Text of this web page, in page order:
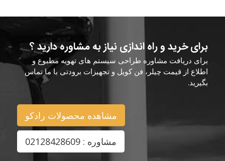
برای خرید و راه اندازی نیاز به مشاوره دارید ؟
برای دریافت مشاوره طراحی سیستم های تهویه مطبوع و
اطلاع از قیمت چیلر، فن کویل و تجهیزات برودتی با ما تماس
بگیرید.
مشاهده محصولات رادکو
مشاوره : 02128428609